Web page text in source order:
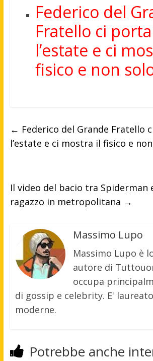
Federico del
Fratello ci
l’estate e ci
fisico e non
← Federico del Grande Fratello
l’estate e ci mostra il fisico e
Il video del bacio tra Spiderman
ragazzo in metropolitana →
Massimo Lupo
Massimo Lupo è
autore di
occupa
di gossip e celebrity. E'
moderne.
Potrebbe anche